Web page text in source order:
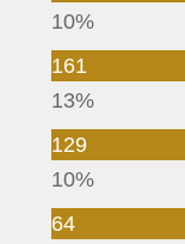
10%
161
13%
129
10%
64